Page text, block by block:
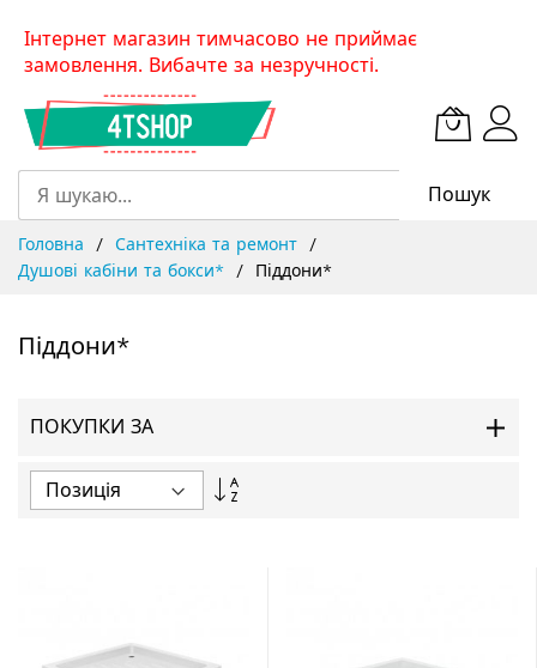
SkipІнтернет магазин тимчасово не приймає
замовлення. Вибачте за незручності.
Пошук
Головна
Сантехніка та ремонт
Душові кабіни та бокси*
Піддони*
Піддони*
ПОКУПКИ ЗА
Сортувати